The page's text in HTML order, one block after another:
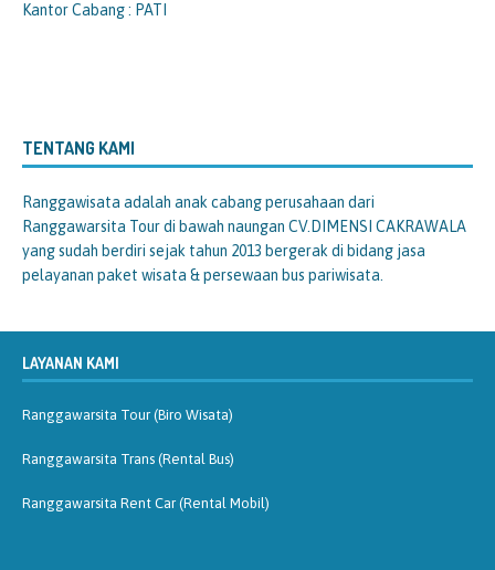
Kantor Cabang : PATI
TENTANG KAMI
Ranggawisata adalah anak cabang perusahaan dari
Ranggawarsita Tour di bawah naungan CV.DIMENSI CAKRAWALA
yang sudah berdiri sejak tahun 2013 bergerak di bidang jasa
pelayanan paket wisata & persewaan bus pariwisata.
LAYANAN KAMI
Ranggawarsita Tour (Biro Wisata)
Ranggawarsita Trans (Rental Bus)
Ranggawarsita Rent Car (Rental Mobil)